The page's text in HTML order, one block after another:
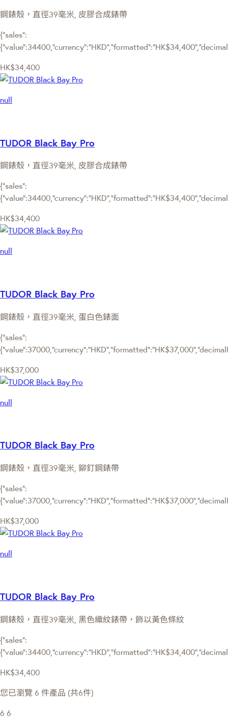
鋼錶殼，直徑39毫米, 皮膠合成錶帶
{"sales":
HK$34,400
null
TUDOR Black Bay Pro
鋼錶殼，直徑39毫米, 皮膠合成錶帶
{"sales":
HK$34,400
null
TUDOR Black Bay Pro
鋼錶殼，直徑39毫米, 蛋白色錶面
{"sales":
HK$37,000
null
TUDOR Black Bay Pro
鋼錶殼，直徑39毫米, 鉚釘鋼錶帶
{"sales":
HK$37,000
null
TUDOR Black Bay Pro
鋼錶殼，直徑39毫米, 黑色織紋錶帶，飾以黃色條紋
{"sales":
HK$34,400
您已瀏覽 6 件產品 (共6件)
6 6